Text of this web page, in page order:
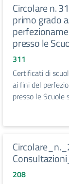
Circolare n.
primo grado
presso le
311
Certificati di
ai fini del
presso le Scuole
208